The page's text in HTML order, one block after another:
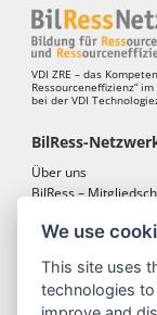
We use
This site uses
technologies
VDI ZRE – das
Ressourceneffizienz“
bei der VDI
BilRess-
Über uns
BilRess –
BilRess Module
Jugend forscht